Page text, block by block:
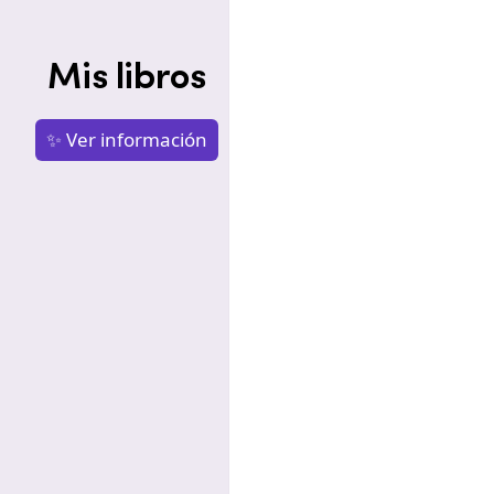
Mis libros
✨ Ver información